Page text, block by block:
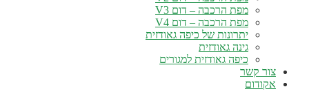
מפת הרכבה – דום V3
מפת הרכבה – דום V4
יתרונות של כיפה גאודזית
גינה גאודזית
כיפה גאודזית למגורים
צור קשר
אקודום